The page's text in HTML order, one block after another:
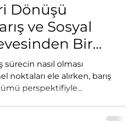
Dönüşü
ve Sosyal
Bir
sürecin nasıl olması
ele alırken, barış
perspektifiyle...